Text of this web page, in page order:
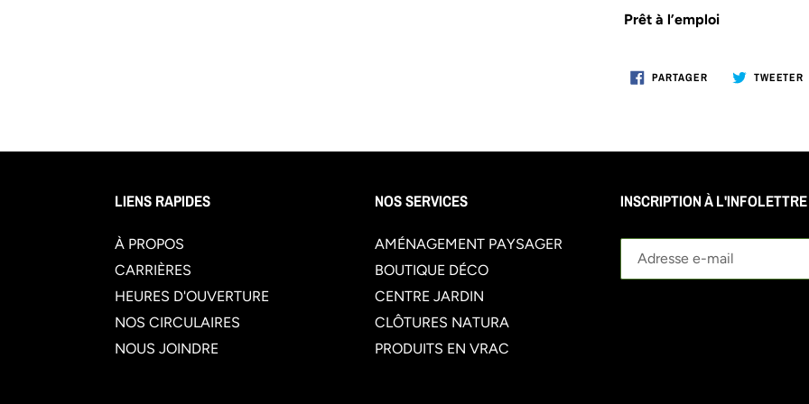
Prêt à l’emploi
PARTAGERPARTAGER
SUR
TWEETER
LIENS RAPIDES
À PROPOS
CARRIÈRES
HEURES D'OUVERTURE
NOS CIRCULAIRES
NOUS JOINDRE
NOS SERVICES
AMÉNAGEMENT PAYSAGER
BOUTIQUE DÉCO
CENTRE JARDIN
CLÔTURES NATURA
PRODUITS EN VRAC
INSCRIPTION À L'INFOLETTRE